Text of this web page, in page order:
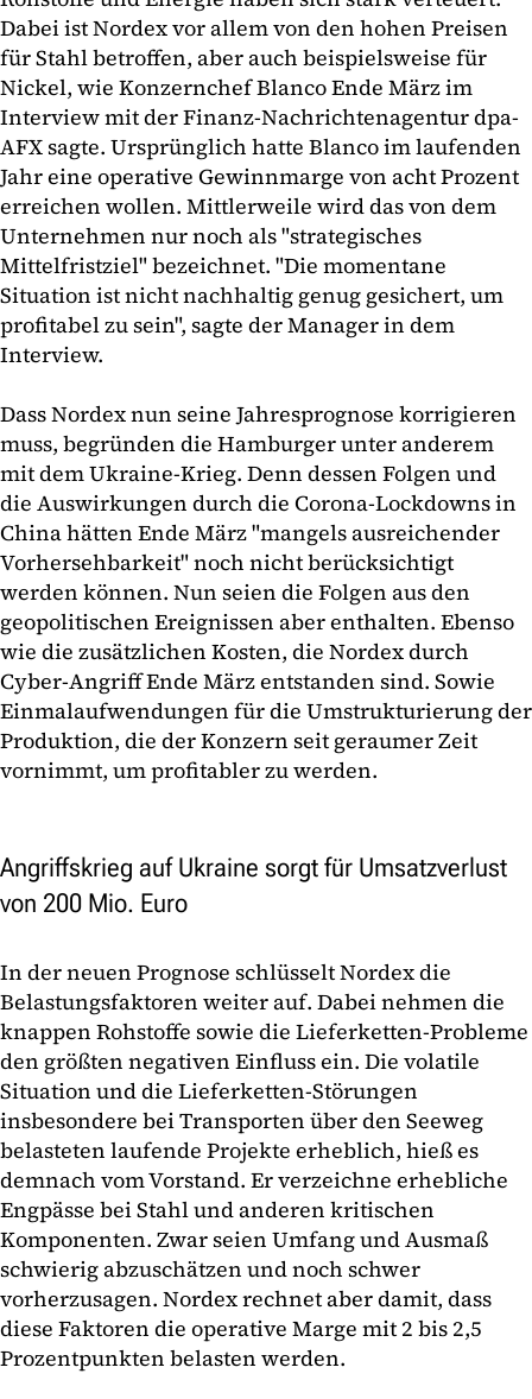
Dabei ist Nordex vor allem von den hohen Preisen
für Stahl betroffen, aber auch beispielsweise für
Nickel, wie Konzernchef Blanco Ende März im
Interview mit der Finanz-Nachrichtenagentur dpa-
AFX sagte. Ursprünglich hatte Blanco im laufenden
Jahr eine operative Gewinnmarge von acht Prozent
erreichen wollen. Mittlerweile wird das von dem
Unternehmen nur noch als "strategisches
Mittelfristziel" bezeichnet. "Die momentane
Situation ist nicht nachhaltig genug gesichert, um
profitabel zu sein", sagte der Manager in dem
Interview.
Dass Nordex nun seine Jahresprognose korrigieren
muss, begründen die Hamburger unter anderem
mit dem Ukraine-Krieg. Denn dessen Folgen und
die Auswirkungen durch die Corona-Lockdowns in
China hätten Ende März "mangels ausreichender
Vorhersehbarkeit" noch nicht berücksichtigt
werden können. Nun seien die Folgen aus den
geopolitischen Ereignissen aber enthalten. Ebenso
wie die zusätzlichen Kosten, die Nordex durch
Cyber-Angriff Ende März entstanden sind. Sowie
Einmalaufwendungen für die Umstrukturierung der
Produktion, die der Konzern seit geraumer Zeit
vornimmt, um profitabler zu werden.
Angriffskrieg auf Ukraine sorgt für Umsatzverlust
von 200 Mio. Euro
In der neuen Prognose schlüsselt Nordex die
Belastungsfaktoren weiter auf. Dabei nehmen die
knappen Rohstoffe sowie die Lieferketten-Probleme
den größten negativen Einfluss ein. Die volatile
Situation und die Lieferketten-Störungen
insbesondere bei Transporten über den Seeweg
belasteten laufende Projekte erheblich, hieß es
demnach vom Vorstand. Er verzeichne erhebliche
Engpässe bei Stahl und anderen kritischen
Komponenten. Zwar seien Umfang und Ausmaß
schwierig abzuschätzen und noch schwer
vorherzusagen. Nordex rechnet aber damit, dass
diese Faktoren die operative Marge mit 2 bis 2,5
Prozentpunkten belasten werden.